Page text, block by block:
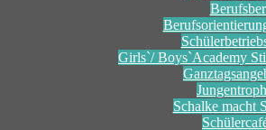
Girls`/ Boys`Academy
Schalke macht